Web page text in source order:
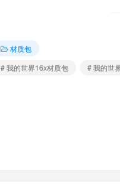
材质包
# 我的世界16x材质包
# 我的世